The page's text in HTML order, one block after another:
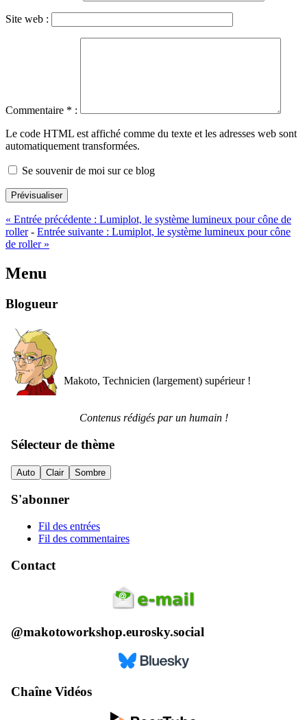
Site web :
Commentaire * :
Le code HTML est affiché comme du texte et les adresses web sont
automatiquement transformées.
Se souvenir de moi sur ce blog
Prévisualiser
« Entrée précédente : Lumiplot, le système lumineux pour cône de
roller - Entrée suivante : Lumiplot, le système lumineux pour cône
de roller»
Menu
Blogueur
Makoto, Technicien (largement) supérieur !
Contenus rédigés par un humain !
Sélecteur de thème
Auto Clair Sombre
S'abonner
Fil des entrées
Fil des commentaires
Contact
@makotoworkshop.eurosky.social
Chaîne Vidéos